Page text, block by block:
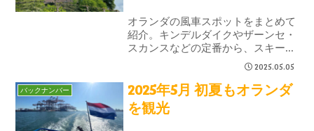
オランダの風車スポットをまとめて
紹介。キンデルダイクやザーンセ・
スカンスなどの定番から、スキーダ
ムの穴場風車まで、在住者目線で楽
しみ方を解説。風車の日に訪れたい
観光地ガイドです。
2025.05.05
バックナンバー
2025年5月 初夏もオランダ
を観光